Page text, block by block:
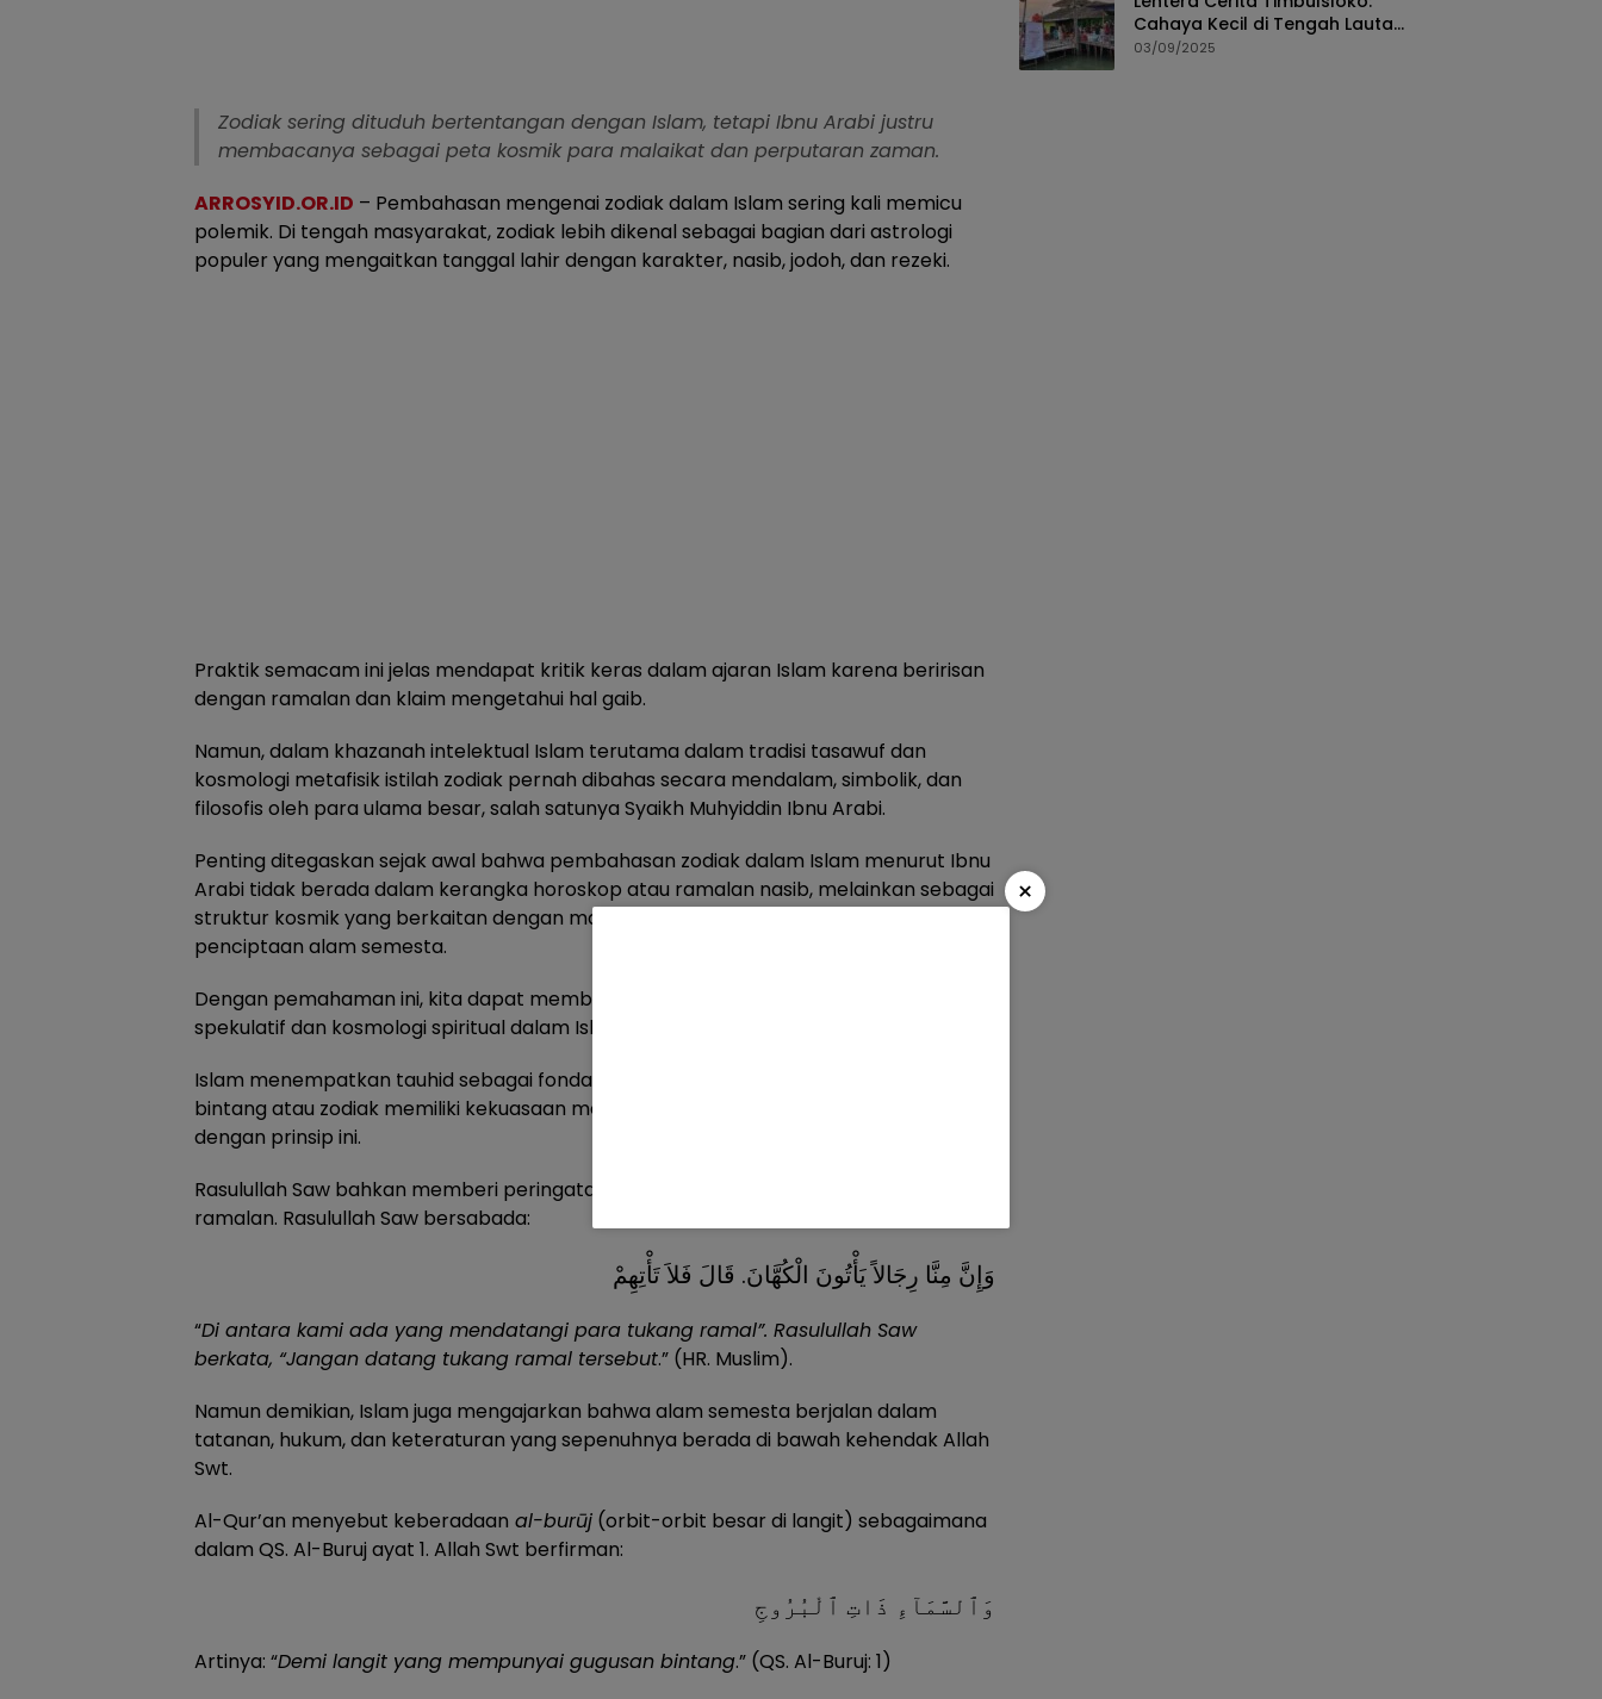
Zodiak sering dituduh bertentangan dengan Islam, tetapi Ibnu Arabi justru
membacanya sebagai peta kosmik para malaikat dan perputaran zaman.
ARROSYID.OR.ID – Pembahasan mengenai zodiak dalam Islam sering kali memicu
polemik. Di tengah masyarakat, zodiak lebih dikenal sebagai bagian dari astrologi
populer yang mengaitkan tanggal lahir dengan karakter, nasib, jodoh, dan rezeki.
Praktik semacam ini jelas mendapat kritik keras dalam ajaran Islam karena beririsan
dengan ramalan dan klaim mengetahui hal gaib.
Namun, dalam khazanah intelektual Islam terutama dalam tradisi tasawuf dan
kosmologi metafisik istilah zodiak pernah dibahas secara mendalam, simbolik, dan
filosofis oleh para ulama besar, salah satunya Syaikh Muhyiddin Ibnu Arabi.
Penting ditegaskan sejak awal bahwa pembahasan zodiak dalam Islam menurut Ibnu
Arabi tidak berada dalam kerangka horoskop atau ramalan nasib, melainkan sebagai
struktur kosmik yang berkaitan dengan malaikat, orbit langit, dan tatanan Ilahi dalam
penciptaan alam semesta.
Dengan pemahaman ini, kita dapat membedakan secara tegas antara astrologi
spekulatif dan kosmologi spiritual dalam Islam.
Islam menempatkan tauhid sebagai fondasi utama. Segala bentuk keyakinan bahwa
bintang atau zodiak memiliki kekuasaan menentukan takdir manusia bertentangan
dengan prinsip ini.
Rasulullah Saw bahkan memberi peringatan keras terhadap praktik nujum dan
ramalan. Rasulullah Saw bersabada:
وَإِنَّ مِنَّا رِجَالاً يَأْتُونَ الْكُهَّانَ. قَالَ فَلاَ تَأْتِهِمْ
“Di antara kami ada yang mendatangi para tukang ramal”. Rasulullah Saw
berkata, “Jangan datang tukang ramal tersebut.” (HR. Muslim).
Namun demikian, Islam juga mengajarkan bahwa alam semesta berjalan dalam
tatanan, hukum, dan keteraturan yang sepenuhnya berada di bawah kehendak Allah
Swt.
Al-Qur’an menyebut keberadaan al-burūj (orbit-orbit besar di langit) sebagaimana
dalam QS. Al-Buruj ayat 1. Allah Swt berfirman:
وَٱلسَّمَآءِ ذَاتِ ٱلْبُرُوجِ
Artinya: “Demi langit yang mempunyai gugusan bintang.” (QS. Al-Buruj: 1)
Cahaya Kecil di Tengah Lautan
Rob yang Tak Pernah Surut
03/09/2025
×